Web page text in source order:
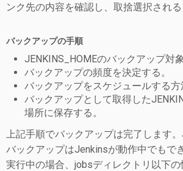
ンク先の内容を確認し、取捨選択される
バックアップの手順
JENKINS_HOMEのバックアップ対
バックアップの頻度を決定する。
バックアップをスケジュールする方
バックアップとして取得した
場所に保存する。
上記手順でバックアップは完了します
バックアップはJenkinsが動作中でもで
実行中の場合、jobsディレクトリ以下